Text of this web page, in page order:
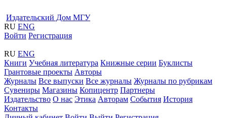
Издательский Дом МГУ
RU ENG
Войти Регистрация
RU ENG
Книги Учебная литература Книжные серии Буклисты
Грантовые проекты Авторы
Журналы Все выпуски Все журналы Журналы по рубрикам
Сувениры Магазины Копицентр Партнеры
Издательство О нас Этика Авторам События История
Контакты